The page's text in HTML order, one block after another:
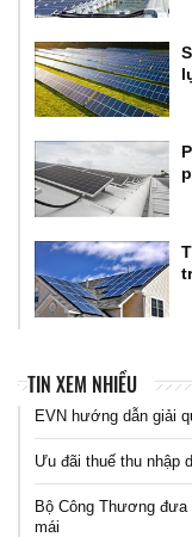
TIN XEM NHIỀU
EVN hướng dẫn giải
Ưu đãi thuế thu nhập
Bộ Công Thương
mái